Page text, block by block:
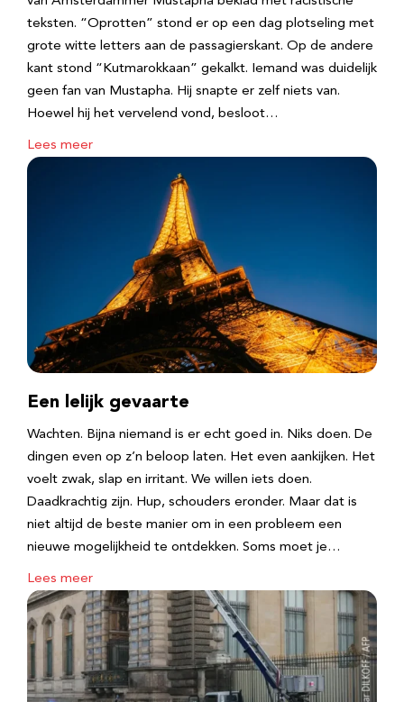
teksten. “Oprotten” stond er op een dag plotseling met
grote witte letters aan de passagierskant. Op de andere
kant stond “Kutmarokkaan” gekalkt. Iemand was duidelijk
geen fan van Mustapha. Hij snapte er zelf niets van.
Hoewel hij het vervelend vond, besloot…
Lees meer
Een lelijk gevaarte
Wachten. Bijna niemand is er echt goed in. Niks doen. De
dingen even op z’n beloop laten. Het even aankijken. Het
voelt zwak, slap en irritant. We willen iets doen.
Daadkrachtig zijn. Hup, schouders eronder. Maar dat is
niet altijd de beste manier om in een probleem een
nieuwe mogelijkheid te ontdekken. Soms moet je…
Lees meer